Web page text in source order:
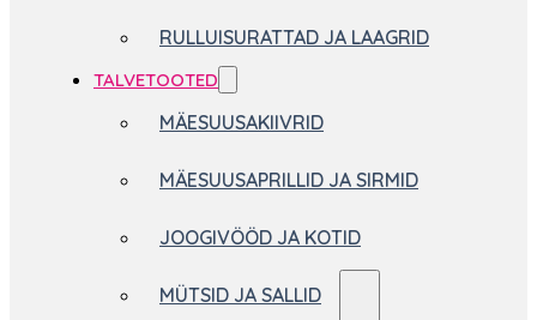
RULLUISURATTAD JA LAAGRID
TALVETOOTED
MÄESUUSAKIIVRID
MÄESUUSAPRILLID JA SIRMID
JOOGIVÖÖD JA KOTID
MÜTSID JA SALLID